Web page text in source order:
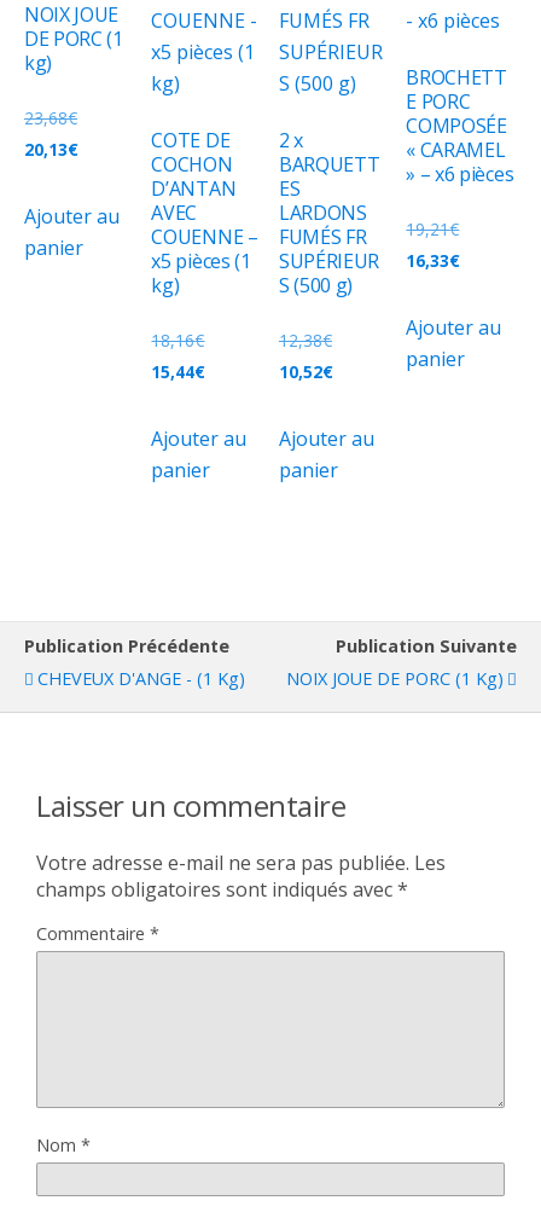
NOIX JOUE
DE PORC (1
kg)
23,68€
20,13€
Ajouter au
panier
COTE DE
COCHON
D’ANTAN
AVEC
COUENNE –
x5 pièces (1
kg)
18,16€
15,44€
Ajouter au
panier
2 x
BARQUETT
ES
LARDONS
FUMÉS FR
SUPÉRIEUR
S (500 g)
12,38€
10,52€
Ajouter au
panier
BROCHETT
E PORC
COMPOSÉE
« CARAMEL
» – x6 pièces
19,21€
16,33€
Ajouter au
panier
Publication Précédente
CHEVEUX D'ANGE - (1 Kg)
Publication Suivante
NOIX JOUE DE PORC (1 Kg)
Laisser un commentaire
Votre adresse e-mail ne sera pas publiée. Les
champs obligatoires sont indiqués avec*
Commentaire *
Nom *